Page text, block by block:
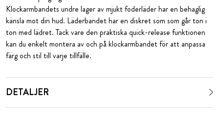
Klockarmbandets undre lager av mjukt foderläder har en behaglig
känsla mot din hud. Läderbandet har en diskret söm som går ton i
ton med lädret. Tack vare den praktiska quick-release funktionen
kan du enkelt montera av och på klockarmbandet för att anpassa
färg och stil till varje tillfälle.
DETALJER